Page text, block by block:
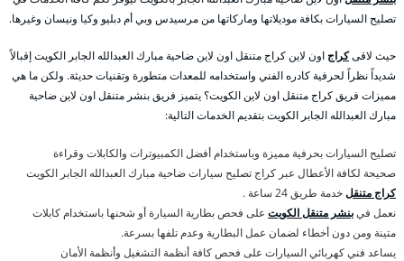
تصليح السيارات بكافة موديلاتها وماركاتها من مرسيدس وبي أم دبليو وكيا ونيسان وغيرها.
حيث لاقىكراج اون لاين كراج متنقل اون لاين ضاحية مبارك العبدالله الجابر الكويت إقبالاً
شديداً نظراً لحرفية كادره الفني واستخدامه للمعدات متطورة وتقنيات حديثة. ولكن ما هي
مميزات فريق كراج متنقل اون لاين الكويت؟ يتميز فريق بنشر متنقل اون لاين ضاحية
مبارك العبدالله الجابر الكويت بتقديم الخدمات التالية:
تصليح السيارات بحرفية مميزة وباستخدام أفضل الكمبيوترات والكابلات وقراءة
صحيحة لكافة الأعطال عبر كراج تصليح سيارات ضاحية مبارك العبدالله الجابر الكويت
كراج متنقلخدمة طريق 24 ساعة .
نعمل فيبنشر متنقل الكويت على فحص بطارية السيارة أو شحنها باستخدام كابلات
متينة ومن دون أخطاء لضمان عمل البطارية وعدم تلفها بسرعة.
يساعد فني كهربائي السيارات على فحص كافة أنظمة التشغيل وأنظمة الأمان